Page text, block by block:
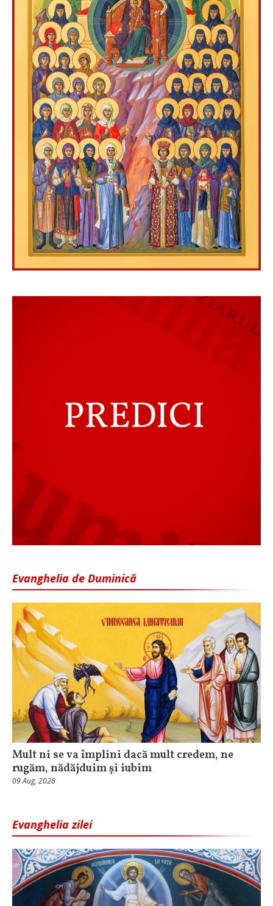
Evanghelia de Duminică
Mult ni se va împlini dacă mult credem, ne
rugăm, nădăjduim și iubim
09 Aug, 2026
Evanghelia zilei